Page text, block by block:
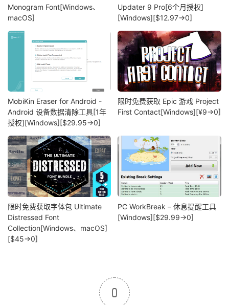
Monogram Font[Windows、
macOS]
Updater 9 Pro[6个月授权]
[Windows][$12.97→0]
MobiKin Eraser for Android -
Android 设备数据清除工具[1年
授权][Windows][$29.95→0]
限时免费获取 Epic 游戏 Project
First Contact[Windows][¥9→0]
限时免费获取字体包 Ultimate
Distressed Font
Collection[Windows、macOS]
[$45→0]
PC WorkBreak – 休息提醒工具
[Windows][$29.99→0]
0